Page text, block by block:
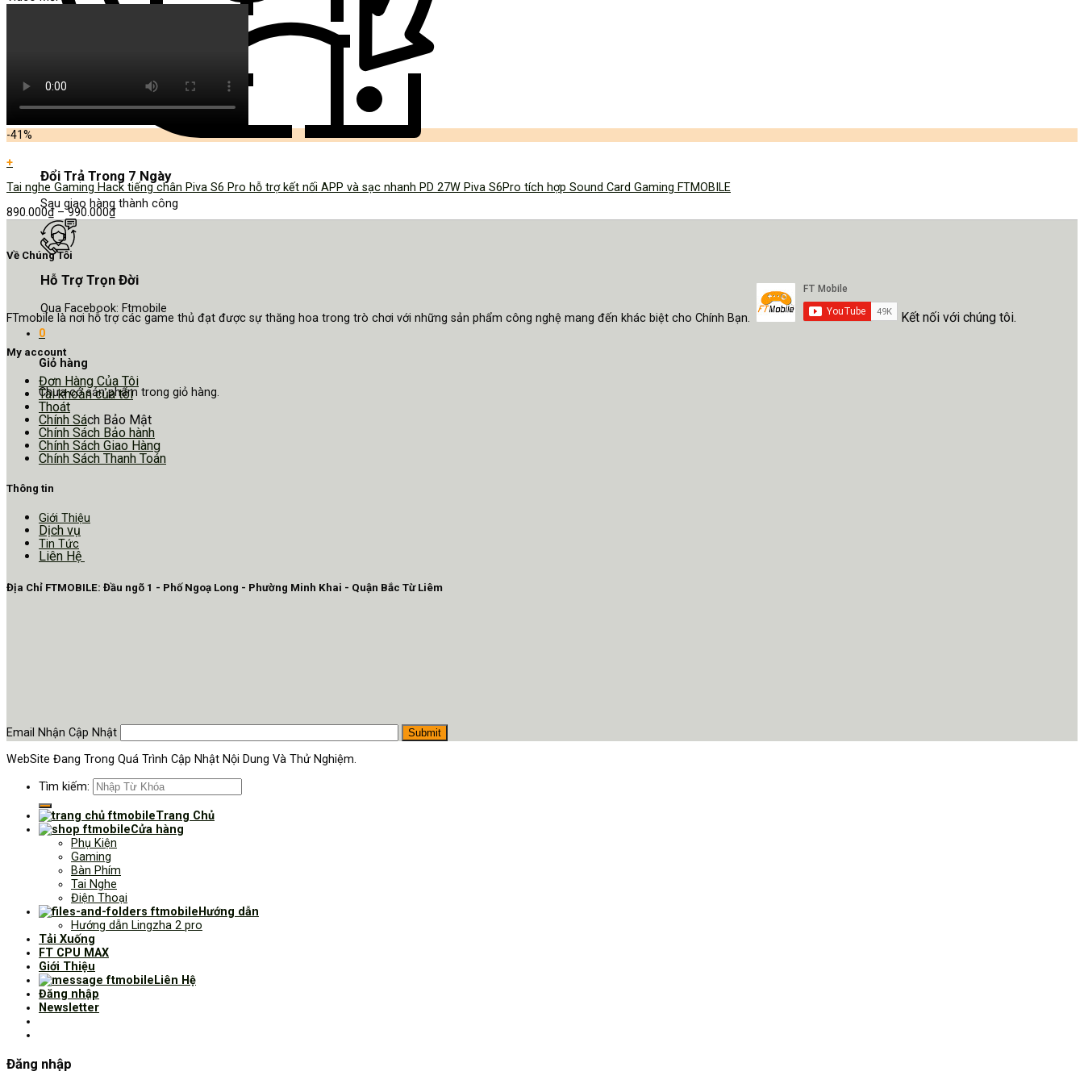
Đổi Trả Trong 7 Ngày
Sau giao hàng thành công
Hỗ Trợ Trọn Đời
Qua Facebook: Ftmobile
0
Giỏ hàng
Chưa có sản phẩm trong giỏ hàng.
-41%
+
Tai nghe Gaming Hack tiếng chân Piva S6 Pro hỗ trợ kết nối APP và sạc nhanh PD 27W Piva S6Pro tích hợp Sound Card Gaming FTMOBILE
890.000₫–990.000₫
Về Chúng Tôi
FTmobile là nơi hỗ trợ các game thủ đạt được sự thăng hoa trong trò chơi với những sản phẩm công nghệ mang đến khác biệt cho Chính Bạn. Kết nối với chúng tôi.
My account
Đơn Hàng Của Tôi
Tài khoản của tôi
Thoát
Chính Sách Bảo Mật
Chính Sách Bảo hành
Chính Sách Giao Hàng
Chính Sách Thanh Toán
Thông tin
Giới Thiệu
Dịch vụ
Tin Tức
Liên Hệ
Địa Chỉ FTMOBILE: Đầu ngõ 1 - Phố Ngoạ Long - Phường Minh Khai - Quận Bắc Từ Liêm
Email Nhận Cập Nhật
WebSite Đang Trong Quá Trình Cập Nhật Nội Dung Và Thử Nghiệm.
Tìm kiếm:
Trang Chủ
Cửa hàng
Phụ Kiện
Gaming
Bàn Phím
Tai Nghe
Điện Thoại
Hướng dẫn
Hướng dẫn Lingzha 2 pro
Tải Xuống
FT CPU MAX
Giới Thiệu
Liên Hệ
Đăng nhập
Newsletter
Đăng nhập